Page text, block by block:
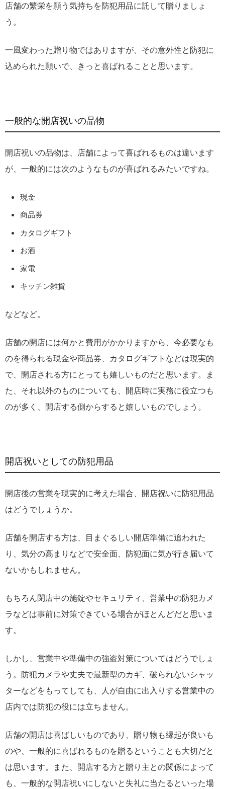
店舗の繁栄を願う気持ちを防犯用品に託して贈りましょ
う。
一風変わった贈り物ではありますが、その意外性と防犯に
込められた願いで、きっと喜ばれることと思います。
一般的な開店祝いの品物
開店祝いの品物は、店舗によって喜ばれるものは違います
が、一般的には次のようなものが喜ばれるみたいですね。
現金
商品券
カタログギフト
お酒
家電
キッチン雑貨
などなど。
店舗の開店には何かと費用がかかりますから、今必要なも
のを得られる現金や商品券、カタログギフトなどは現実的
で、開店される方にとっても嬉しいものだと思います。ま
た、それ以外のものについても、開店時に実務に役立つも
のが多く、開店する側からすると嬉しいものでしょう。
開店祝いとしての防犯用品
開店後の営業を現実的に考えた場合、開店祝いに防犯用品
はどうでしょうか。
店舗を開店する方は、目まぐるしい開店準備に追われた
り、気分の高まりなどで安全面、防犯面に気が行き届いて
ないかもしれません。
もちろん閉店中の施錠やセキュリティ、営業中の防犯カメ
ラなどは事前に対策できている場合がほとんどだと思いま
す。
しかし、営業中や準備中の強盗対策についてはどうでしょ
う。防犯カメラや丈夫で最新型のカギ、破られないシャッ
ターなどをもってしても、人が自由に出入りする営業中の
店内では防犯の役には立ちません。
店舗の開店は喜ばしいものであり、贈り物も縁起が良いも
のや、一般的に喜ばれるものを贈るということも大切だと
は思います。また、開店する方と贈り主との関係によって
も、一般的な開店祝いにしないと失礼に当たるといった場